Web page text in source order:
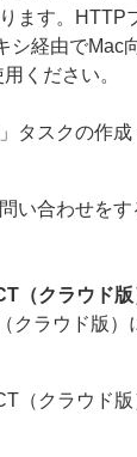
ます。
シ経由でMac
ください。
」タスクの作
い合わせを
（クラウド
クラウド版
（クラウド